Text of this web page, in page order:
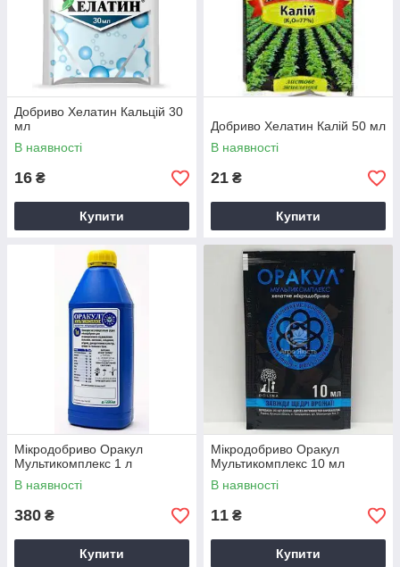
місці: Добрива можуть бути токсичними при
проковтуванні або неправильному використанні.
Добриво Хелатин Кальцій 30
мл
В наявності
16 ₴
Купити
Добриво Хелатин Калій 50 мл
В наявності
21 ₴
Купити
Мікродобриво Оракул
Мультикомплекс 1 л
В наявності
380 ₴
Купити
Мікродобриво Оракул
Мультикомплекс 10 мл
В наявності
11 ₴
Купити